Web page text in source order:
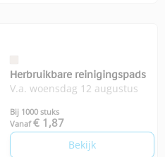
Herbruikbare reinigingspads
V.a. woensdag 12 augustus
Bij 1000 stuks
Vanaf € 1,87
Bekijk